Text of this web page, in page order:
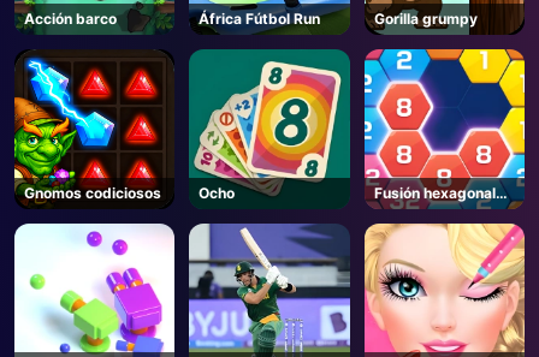
Acción barco África Fútbol Run Gorilla grumpy
Gnomos codiciosos Ocho
Fusión hexagonal
de bloques